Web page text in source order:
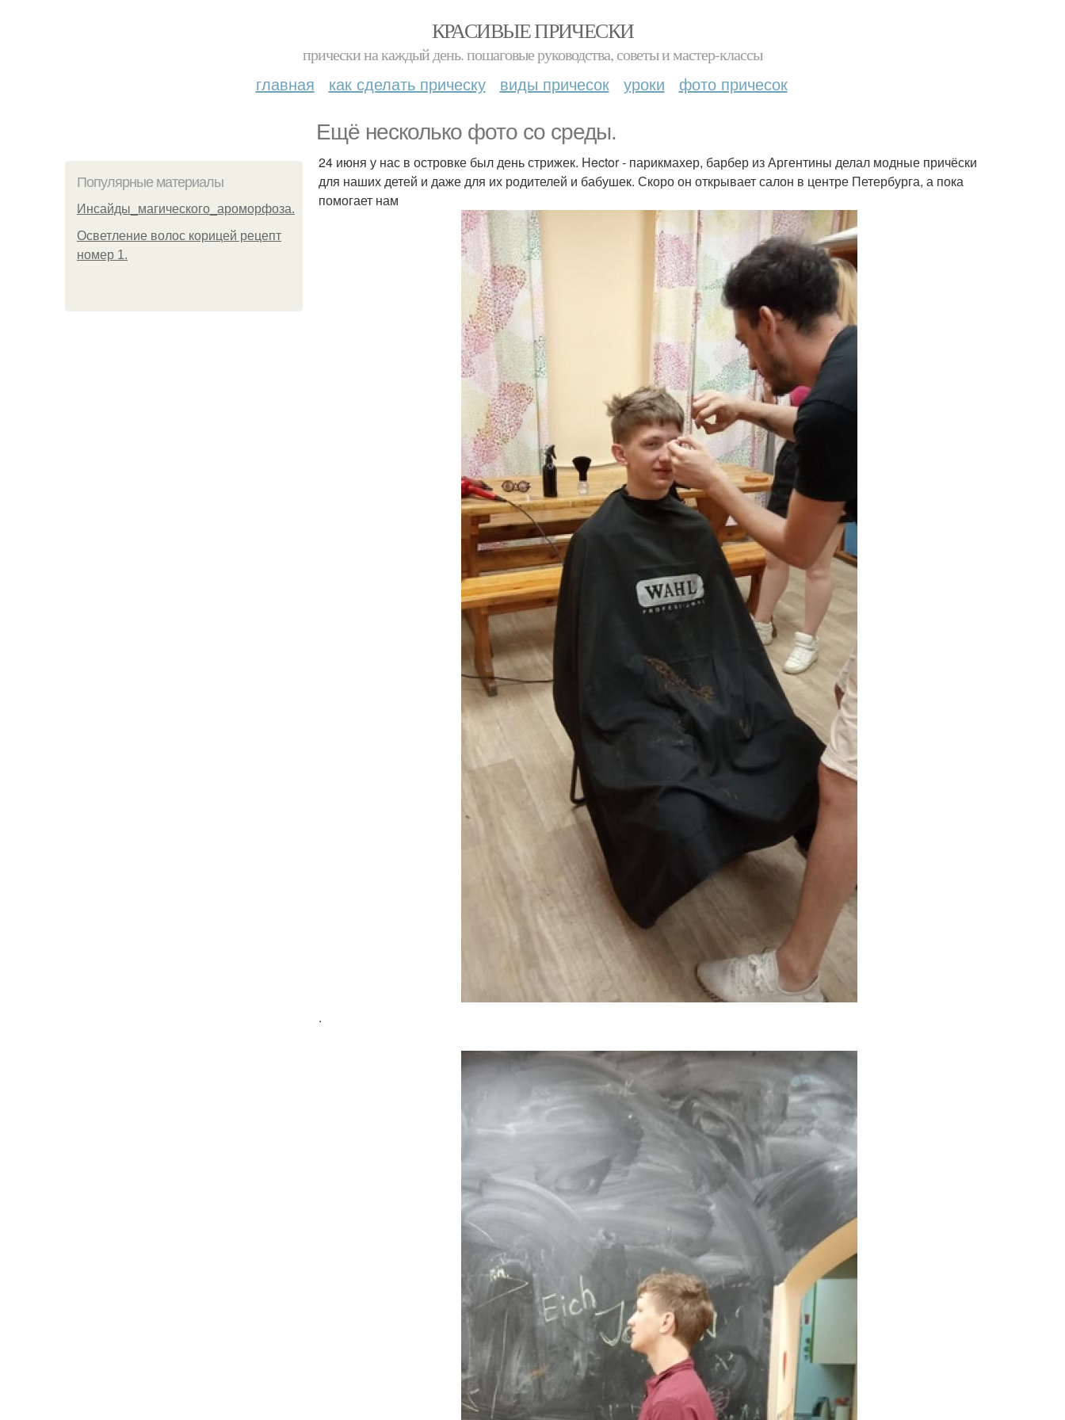
КРАСИВЫЕ ПРИЧЕСКИ
прически на каждый день. пошаговые руководства, советы и мастер-классы
главная как сделать прическу виды причесок уроки фото причесок
Ещё несколько фото со среды.
Популярные материалы
Инсайды_магического_ароморфоза.
Осветление волос корицей рецепт
номер 1.
24 июня у нас в островке был день стрижек. Hector - парикмахер, барбер из Аргентины делал модные причёски
для наших детей и даже для их родителей и бабушек. Скоро он открывает салон в центре Петербурга, а пока
помогает нам
.